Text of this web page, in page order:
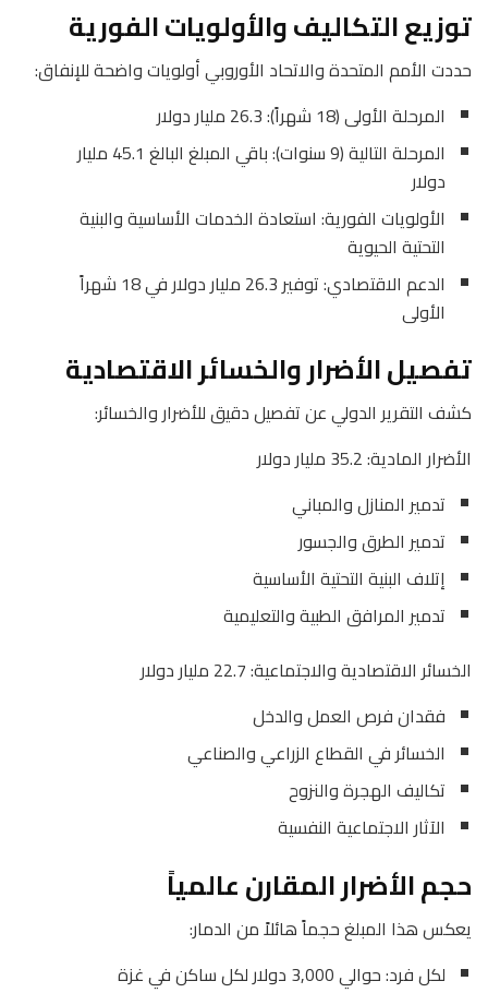
توزيع التكاليف والأولويات الفورية
حددت الأمم المتحدة والاتحاد الأوروبي أولويات واضحة للإنفاق:
المرحلة الأولى (18 شهراً): 26.3 مليار دولار
المرحلة التالية (9 سنوات): باقي المبلغ البالغ 45.1 مليار
دولار
الأولويات الفورية: استعادة الخدمات الأساسية والبنية
التحتية الحيوية
الدعم الاقتصادي: توفير 26.3 مليار دولار في 18 شهراً
الأولى
تفصيل الأضرار والخسائر الاقتصادية
كشف التقرير الدولي عن تفصيل دقيق للأضرار والخسائر:
الأضرار المادية: 35.2 مليار دولار
تدمير المنازل والمباني
تدمير الطرق والجسور
إتلاف البنية التحتية الأساسية
تدمير المرافق الطبية والتعليمية
الخسائر الاقتصادية والاجتماعية: 22.7 مليار دولار
فقدان فرص العمل والدخل
الخسائر في القطاع الزراعي والصناعي
تكاليف الهجرة والنزوح
الآثار الاجتماعية النفسية
حجم الأضرار المقارن عالمياً
يعكس هذا المبلغ حجماً هائلاً من الدمار:
لكل فرد: حوالي 3,000 دولار لكل ساكن في غزة